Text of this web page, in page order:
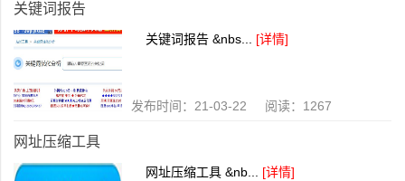
关键词报告
关键词报告 &nbs... [详情]
发布时间：21-03-22 阅读：1267
网址压缩工具
网址压缩工具 &nb... [详情]